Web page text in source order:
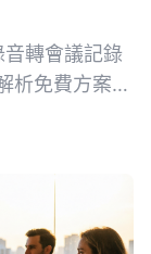
轉會議記錄
析免費方案與